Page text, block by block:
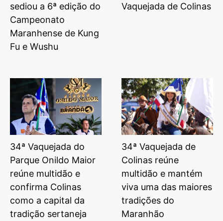
sediou a 6ª edição do
Campeonato
Maranhense de Kung
Fu e Wushu
Vaquejada de Colinas
34ª Vaquejada do
Parque Onildo Maior
reúne multidão e
confirma Colinas
como a capital da
tradição sertaneja
34ª Vaquejada de
Colinas reúne
multidão e mantém
viva uma das maiores
tradições do
Maranhão